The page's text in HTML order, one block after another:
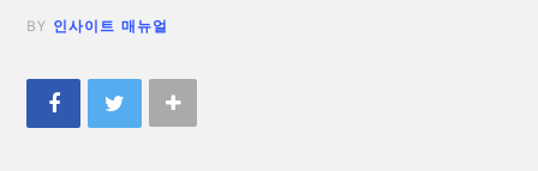
BY 인사이트 매뉴얼